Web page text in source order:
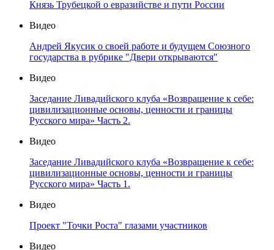
Князь Трубецкой о евразийстве и пути России
Видео
Андрей Якусик о своей работе и будущем Союзного
государства в рубрике "Двери открываются"
Видео
Заседание Ливадийского клуба «Возвращение к себе:
цивилизационные основы, ценности и границы
Русского мира» Часть 2.
Видео
Заседание Ливадийского клуба «Возвращение к себе:
цивилизационные основы, ценности и границы
Русского мира» Часть 1.
Видео
Проект "Точки Роста" глазами участников
Видео